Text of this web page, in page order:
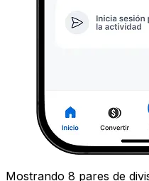
Mostrando 8 pares de